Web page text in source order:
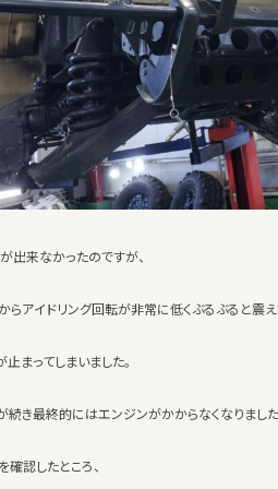
出来なかったのですが、
らアイドリング回転が非常に低くぶるぶると震
まってしまいました。
続き最終的にはエンジンがかからなくなりました
認したところ、